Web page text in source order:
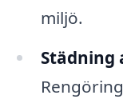
miljö.
Städning